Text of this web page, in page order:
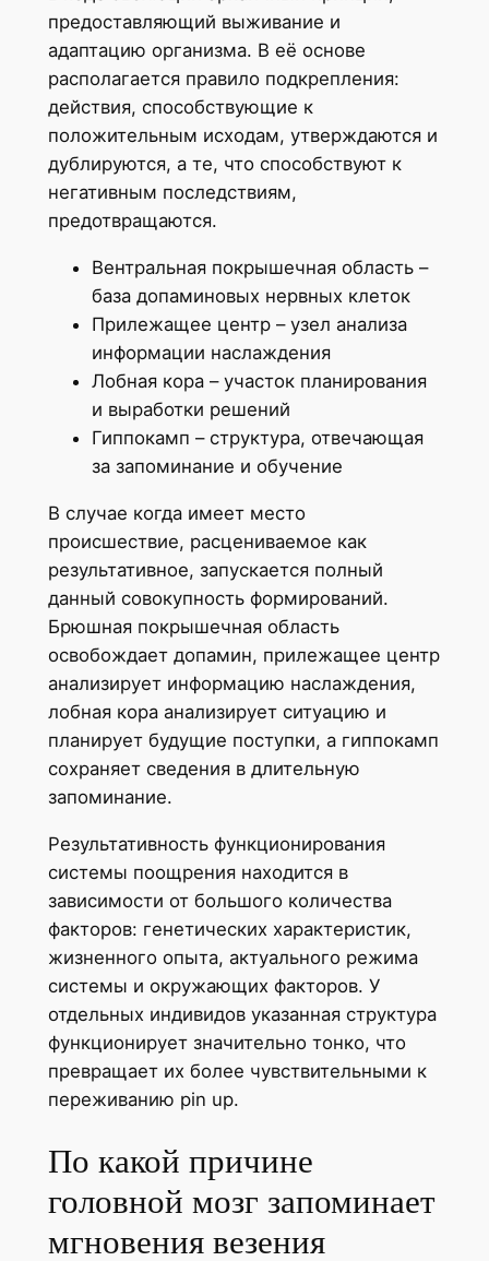
предоставляющий выживание и
адаптацию организма. В её основе
располагается правило подкрепления:
действия, способствующие к
положительным исходам, утверждаются и
дублируются, а те, что способствуют к
негативным последствиям,
предотвращаются.
Вентральная покрышечная область –
база допаминовых нервных клеток
Прилежащее центр – узел анализа
информации наслаждения
Лобная кора – участок планирования
и выработки решений
Гиппокамп – структура, отвечающая
за запоминание и обучение
В случае когда имеет место
происшествие, расцениваемое как
результативное, запускается полный
данный совокупность формирований.
Брюшная покрышечная область
освобождает допамин, прилежащее центр
анализирует информацию наслаждения,
лобная кора анализирует ситуацию и
планирует будущие поступки, а гиппокамп
сохраняет сведения в длительную
запоминание.
Результативность функционирования
системы поощрения находится в
зависимости от большого количества
факторов: генетических характеристик,
жизненного опыта, актуального режима
системы и окружающих факторов. У
отдельных индивидов указанная структура
функционирует значительно тонко, что
превращает их более чувствительными к
переживанию pin up.
По какой причине
головной мозг запоминает
мгновения везения